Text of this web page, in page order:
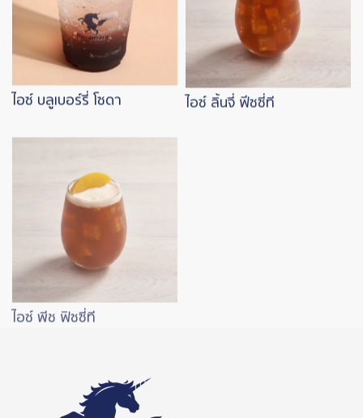
ไอซ์ บลูเบอร์รี่ โซดา
ไอซ์ ลิ้นจี่ ฟีซซี่ที
ไอซ์ พีช ฟิซซี่ที